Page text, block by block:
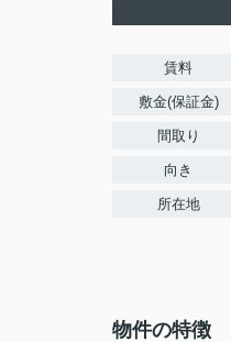
賃料
敷金(保証金)
間取り
向き
所在地
物件の特徴